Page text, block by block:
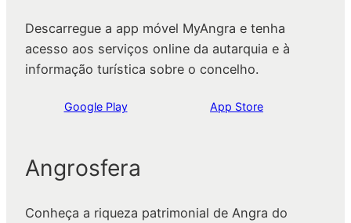
Descarregue a app móvel MyAngra e tenha
acesso aos serviços online da autarquia e à
informação turística sobre o concelho.
Google Play App Store
Angrosfera
Conheça a riqueza patrimonial de Angra do